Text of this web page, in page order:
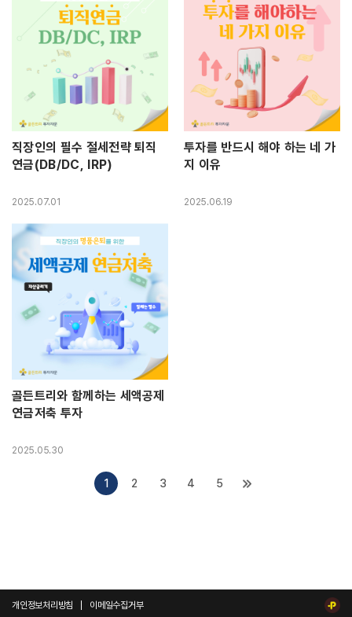
직장인의 필수 절세전략 퇴직
연금(DB/DC, IRP)
2025.07.01
투자를 반드시 해야 하는 네 가
지 이유
2025.06.19
골든트리와 함께하는 세액공제
연금저축 투자
2025.05.30
1 2 3 4 5
개인정보처리방침 이메일수집거부